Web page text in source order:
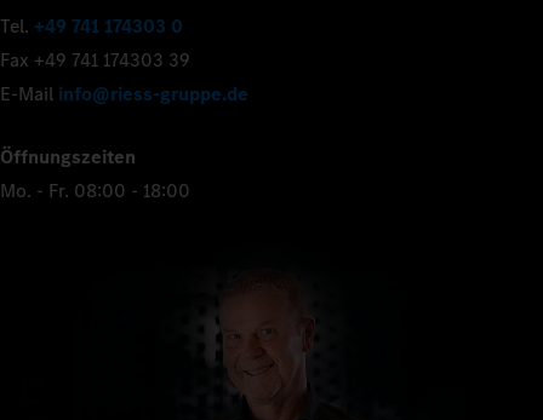
Tel. +49 741 174303 0
Fax +49 741 174303 39
E-Mail info@riess-gruppe.de
Öffnungszeiten
Mo. - Fr. 08:00 - 18:00